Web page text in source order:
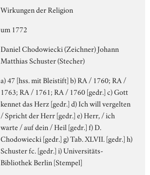
Wirkungen der Religion
um 1772
Daniel Chodowiecki (Zeichner) Johann
Matthias Schuster (Stecher)
a) 47 [hss. mit Bleistift] b) RA / 1760; RA /
1763; RA / 1761; RA / 1760 [gedr.] c) Gott
kennet das Herz [gedr.] d) Ich will vergelten
/ Spricht der Herr [gedr.] e) Herr, / ich
warte / auf dein / Heil [gedr.] f) D.
Chodowiecki [gedr.] g) Tab. XLVII. [gedr.] h)
Schuster fc. [gedr.] i) Universitäts-
Bibliothek Berlin [Stempel]